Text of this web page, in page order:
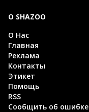
О SHAZOO
О Нас
Главная
Реклама
Контакты
Этикет
Помощь
RSS
Сообщить об ошибке